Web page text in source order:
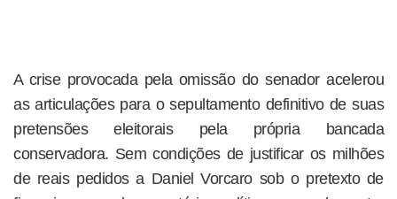
A crise provocada pela omissão do senador acelerou
as articulações para o sepultamento definitivo de suas
pretensões eleitorais pela própria bancada
conservadora. Sem condições de justificar os milhões
de reais pedidos a Daniel Vorcaro sob o pretexto de